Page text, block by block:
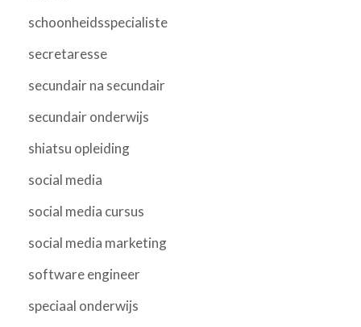
schoonheidsspecialiste
secretaresse
secundair na secundair
secundair onderwijs
shiatsu opleiding
social media
social media cursus
social media marketing
software engineer
speciaal onderwijs